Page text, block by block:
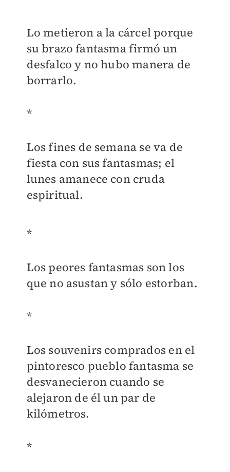
Lo metieron a la cárcel porque
su brazo fantasma firmó un
desfalco y no hubo manera de
borrarlo.
*
Los fines de semana se va de
fiesta con sus fantasmas; el
lunes amanece con cruda
espiritual.
*
Los peores fantasmas son los
que no asustan y sólo estorban.
*
Los souvenirs comprados en el
pintoresco pueblo fantasma se
desvanecieron cuando se
alejaron de él un par de
kilómetros.
*